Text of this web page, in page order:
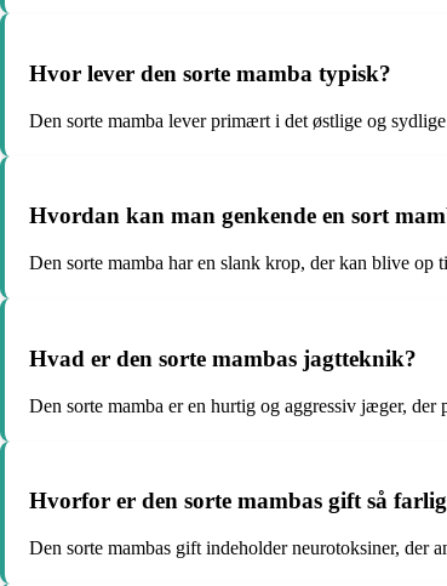
Hvor lever den sorte mamba typisk?
Den sorte mamba lever primært i det østlige og
Hvordan kan man genkende en sort
Den sorte mamba har en slank krop, der kan blive
Hvad er den sorte mambas jagtteknik?
Den sorte mamba er en hurtig og aggressiv jæger,
Hvorfor er den sorte mambas gift så
Den sorte mambas gift indeholder neurotoksiner, der